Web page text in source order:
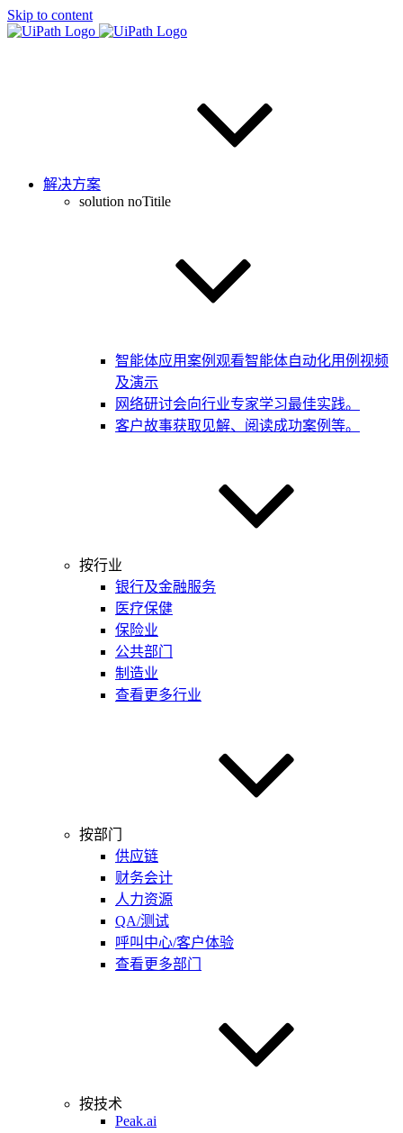
Skip to content
解决方案
solution noTitile
智能体应用案例 观看智能体自动化用例视频
及演示
网络研讨会向行业专家学习最佳实践。
客户故事获取见解、阅读成功案例等。
按行业
银行及金融服务
医疗保健
保险业
公共部门
制造业
查看更多行业
按部门
供应链
财务会计
人力资源
QA/测试
呼叫中心/客户体验
查看更多部门
按技术
Peak.ai